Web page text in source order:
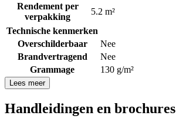
Rendement per
verpakking
5.2 m²
Technische kenmerken
Overschilderbaar
Nee
Brandvertragend
Nee
Grammage
130 g/m²
Lees meer
Handleidingen en brochures